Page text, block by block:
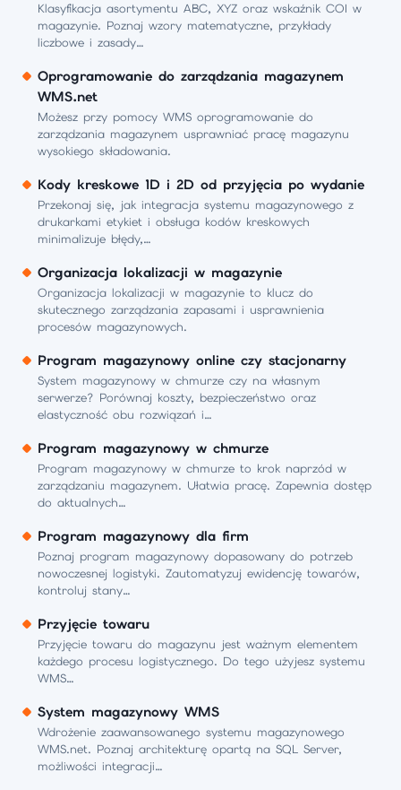
Klasyfikacja asortymentu ABC, XYZ oraz wskaźnik COI w
magazynie. Poznaj wzory matematyczne, przykłady
liczbowe i zasady…
Oprogramowanie do zarządzania magazynem
WMS.net
Możesz przy pomocy WMS oprogramowanie do
zarządzania magazynem usprawniać pracę magazynu
wysokiego składowania.
Kody kreskowe 1D i 2D od przyjęcia po wydanie
Przekonaj się, jak integracja systemu magazynowego z
drukarkami etykiet i obsługa kodów kreskowych
minimalizuje błędy,…
Organizacja lokalizacji w magazynie
Organizacja lokalizacji w magazynie to klucz do
skutecznego zarządzania zapasami i usprawnienia
procesów magazynowych.
Program magazynowy online czy stacjonarny
System magazynowy w chmurze czy na własnym
serwerze? Porównaj koszty, bezpieczeństwo oraz
elastyczność obu rozwiązań i…
Program magazynowy w chmurze
Program magazynowy w chmurze to krok naprzód w
zarządzaniu magazynem. Ułatwia pracę. Zapewnia dostęp
do aktualnych…
Program magazynowy dla firm
Poznaj program magazynowy dopasowany do potrzeb
nowoczesnej logistyki. Zautomatyzuj ewidencję towarów,
kontroluj stany…
Przyjęcie towaru
Przyjęcie towaru do magazynu jest ważnym elementem
każdego procesu logistycznego. Do tego użyjesz systemu
WMS…
System magazynowy WMS
Wdrożenie zaawansowanego systemu magazynowego
WMS.net. Poznaj architekturę opartą na SQL Server,
możliwości integracji…